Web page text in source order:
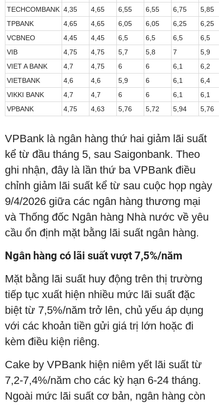
TECHCOMBANK 4,35 4,65 6,55 6,55 6,75
5,85
TPBANK
4,65 4,65 6,05 6,05 6,25
6,25
VCBNEO
4,45 4,45 6,5 6,5 6,5
6,5
VIB
4,75 4,75 5,7 5,8 7
5,9
VIET A BANK
4,7 4,75 6 6 6,1
6,2
VIETBANK
4,6 4,6 5,9 6 6,1
6,4
VIKKI BANK
4,7 4,7 6 6 6,1
6,1
VPBANK
4,75 4,63 5,76 5,72 5,94 5,76
VPBank là ngân hàng thứ hai giảm lãi suất
kể từ đầu tháng 5, sau Saigonbank. Theo
ghi nhận, đây là lần thứ ba VPBank điều
chỉnh giảm lãi suất kể từ sau cuộc họp ngày
9/4/2026 giữa các ngân hàng thương mại
và Thống đốc Ngân hàng Nhà nước về yêu
cầu ổn định mặt bằng lãi suất ngân hàng.
Ngân hàng có lãi suất vượt 7,5%/năm
Mặt bằng lãi suất huy động trên thị trường
tiếp tục xuất hiện nhiều mức lãi suất đặc
biệt từ 7,5%/năm trở lên, chủ yếu áp dụng
với các khoản tiền gửi giá trị lớn hoặc đi
kèm điều kiện riêng.
Cake by VPBank hiện niêm yết lãi suất từ
7,2-7,4%/năm cho các kỳ hạn 6-24 tháng.
Ngoài mức lãi suất cơ bản, ngân hàng còn